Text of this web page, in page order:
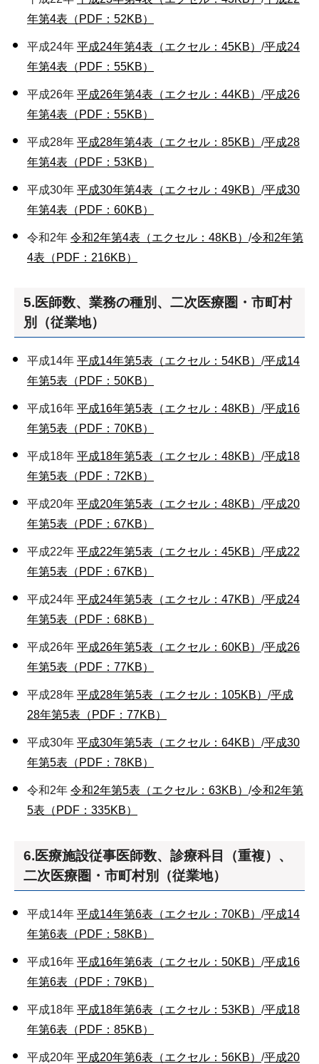
年第4表（PDF：52KB）
平成24年 平成24年第4表（エクセル：45KB） /平成24
年第4表（PDF：55KB）
平成26年 平成26年第4表（エクセル：44KB） /平成26
年第4表（PDF：55KB）
平成28年 平成28年第4表（エクセル：85KB） /平成28
年第4表（PDF：53KB）
平成30年 平成30年第4表（エクセル：49KB） /平成30
年第4表（PDF：60KB）
令和2年 令和2年第4表（エクセル：48KB） /令和2年第
4表（PDF：216KB）
5.医師数、業務の種別、二次医療圏・市町村
別（従業地）
平成14年 平成14年第5表（エクセル：54KB） /平成14
年第5表（PDF：50KB）
平成16年 平成16年第5表（エクセル：48KB） /平成16
年第5表（PDF：70KB）
平成18年 平成18年第5表（エクセル：48KB） /平成18
年第5表（PDF：72KB）
平成20年 平成20年第5表（エクセル：48KB） /平成20
年第5表（PDF：67KB）
平成22年 平成22年第5表（エクセル：45KB） /平成22
年第5表（PDF：67KB）
平成24年 平成24年第5表（エクセル：47KB） /平成24
年第5表（PDF：68KB）
平成26年 平成26年第5表（エクセル：60KB） /平成26
年第5表（PDF：77KB）
平成28年 平成28年第5表（エクセル：105KB） /平成
28年第5表（PDF：77KB）
平成30年 平成30年第5表（エクセル：64KB） /平成30
年第5表（PDF：78KB）
令和2年 令和2年第5表（エクセル：63KB） /令和2年第
5表（PDF：335KB）
6.医療施設従事医師数、診療科目（重複）、
二次医療圏・市町村別（従業地）
平成14年 平成14年第6表（エクセル：70KB） /平成14
年第6表（PDF：58KB）
平成16年 平成16年第6表（エクセル：50KB） /平成16
年第6表（PDF：79KB）
平成18年 平成18年第6表（エクセル：53KB） /平成18
年第6表（PDF：85KB）
平成20年 平成20年第6表（エクセル：56KB） /平成20